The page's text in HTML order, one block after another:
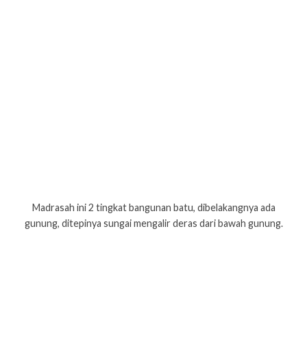
Madrasah ini 2 tingkat bangunan batu, dibelakangnya ada
gunung, ditepinya sungai mengalir deras dari bawah gunung.